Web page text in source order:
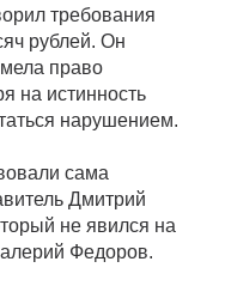
требования
рублей. Он
право
на истинность
нарушением.
сама
Дмитрий
не явился на
Федоров.